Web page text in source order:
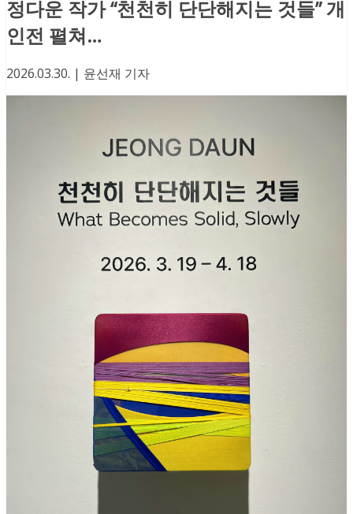
정다운 작가 “천천히 단단해지는 것들” 개
인전 펼쳐…
2026.03.30. | 윤선재 기자